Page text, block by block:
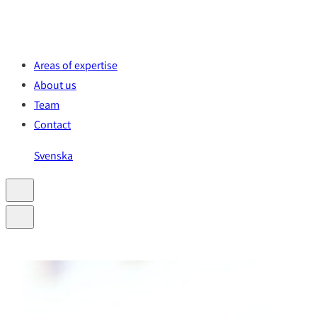
Areas of expertise
About us
Team
Contact
Svenska